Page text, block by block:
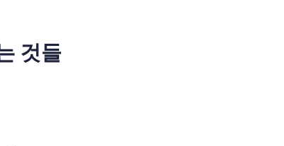
것들